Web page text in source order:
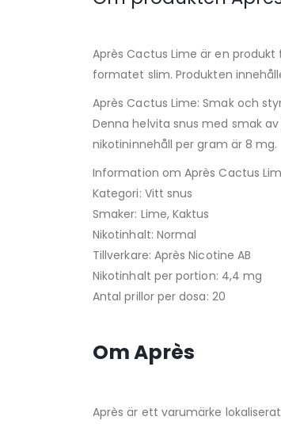
Après Cactus Lime är en
formatet slim. Produkten
Après Cactus Lime: Smak och
Denna helvita snus med smak
nikotininnehåll per gram är 8 mg.
Information om Après Cactus
Kategori: Vitt snus
Smaker: Lime, Kaktus
Nikotinhalt: Normal
Tillverkare: Après Nicotine AB
Nikotinhalt per portion: 4,4 mg
Antal prillor per dosa: 20
Om Après
Après är ett varumärke